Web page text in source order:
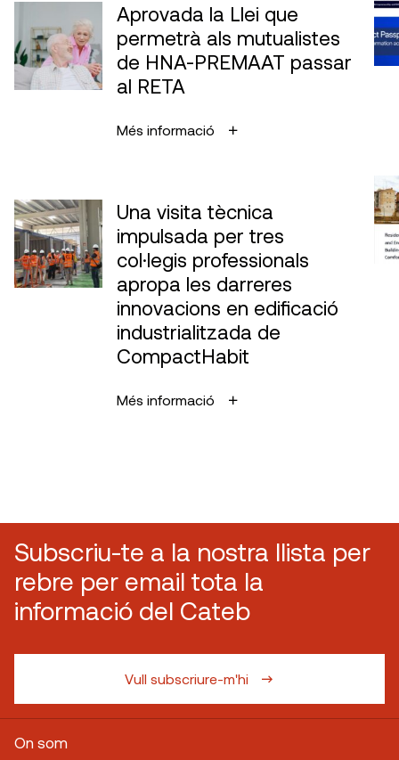
Aprovada la Llei que
permetrà als mutualistes
de HNA-PREMAAT passar
al RETA
Més informació
Una visita tècnica
impulsada per tres
col·legis professionals
apropa les darreres
innovacions en edificació
industrialitzada de
CompactHabit
Més informació
Subscriu-te a la nostra llista per
rebre per email tota la
informació del Cateb
Vull subscriure-m'hi
On som